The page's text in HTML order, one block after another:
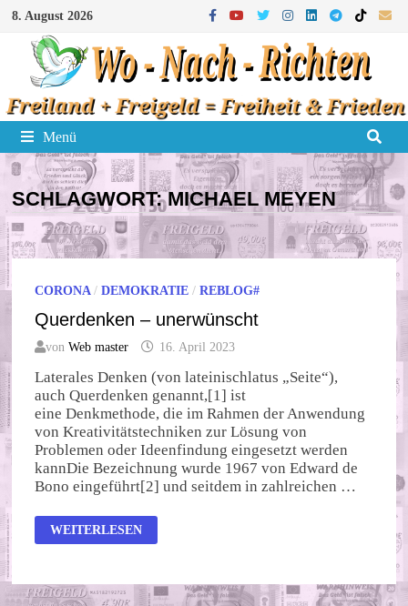
Zum
Inhalt
springen
8. August 2026
Menü
SCHLAGWORT:MICHAEL MEYEN
CORONA/DEMOKRATIE /REBLOG#
Querdenken – unerwünscht
vonWeb master 16. April 2023
Laterales Denken (von lateinischlatus „Seite“),
auch Querdenken genannt,[1] ist
eine Denkmethode, die im Rahmen der Anwendung
von Kreativitätstechniken zur Lösung von
Problemen oder Ideenfindung eingesetzt werden
kannDie Bezeichnung wurde 1967 von Edward de
Bono eingeführt[2] und seitdem in zahlreichen …
QUERDENKEN
–
WEITERLESEN